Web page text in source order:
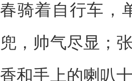
春骑着自行车，
兜，帅气尽显；
香和手上的喇叭